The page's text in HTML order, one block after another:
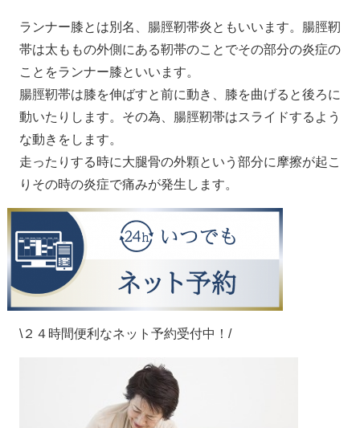
ランナー膝とは別名、腸脛靭帯炎ともいいます。腸脛靭
帯は太ももの外側にある靭帯のことでその部分の炎症の
ことをランナー膝といいます。
腸脛靭帯は膝を伸ばすと前に動き、膝を曲げると後ろに
動いたりします。その為、腸脛靭帯はスライドするよう
な動きをします。
走ったりする時に大腿骨の外顆という部分に摩擦が起こ
りその時の炎症で痛みが発生します。
\２４時間便利なネット予約受付中！/